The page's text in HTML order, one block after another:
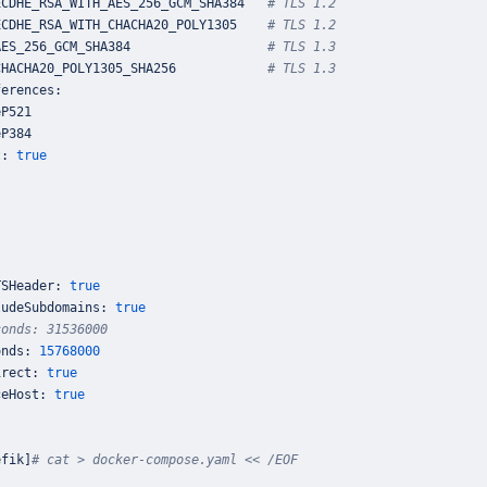
# TLS 1.2
# TLS 1.2
# TLS 1.3
# TLS 1.3
true
true
true
31536000
15768000
true
true
# cat > docker-compose.yaml << /EOF